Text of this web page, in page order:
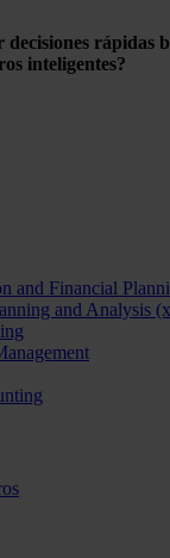
rápidas
inteligentes?
and Financial
and Analysis